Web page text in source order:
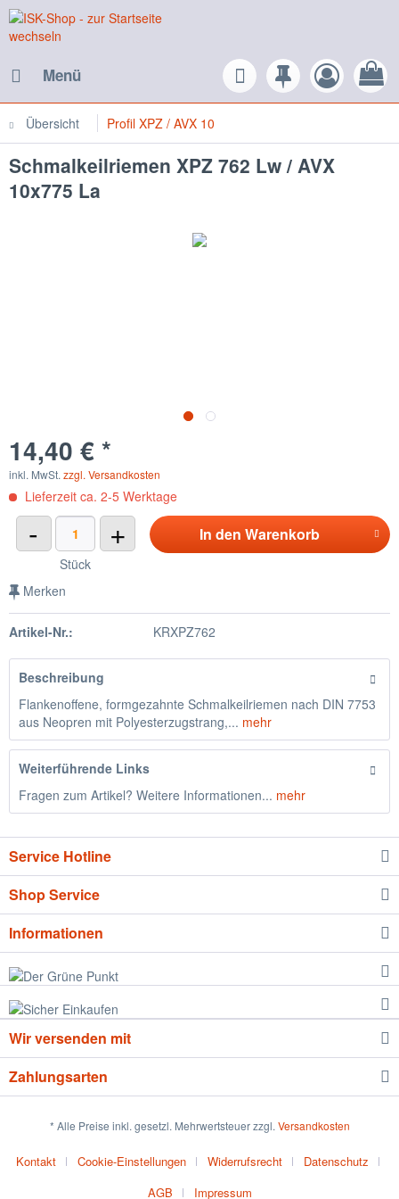
Menü
Übersicht Profil XPZ / AVX 10
Schmalkeilriemen XPZ 762 Lw / AVX
10x775 La
14,40 € *
inkl. MwSt. zzgl. Versandkosten
Lieferzeit ca. 2-5 Werktage
- +
Stück
In den Warenkorb
Merken
Artikel-Nr.: KRXPZ762
Beschreibung
Flankenoffene, formgezahnte Schmalkeilriemen nach DIN 7753
aus Neopren mit Polyesterzugstrang,... mehr
Weiterführende Links
Fragen zum Artikel? Weitere Informationen... mehr
Service Hotline
Shop Service
Informationen
Wir versenden mit
Zahlungsarten
* Alle Preise inkl. gesetzl. Mehrwertsteuer zzgl. Versandkosten
Kontakt Cookie-Einstellungen Widerrufsrecht
Datenschutz
AGB
Impressum